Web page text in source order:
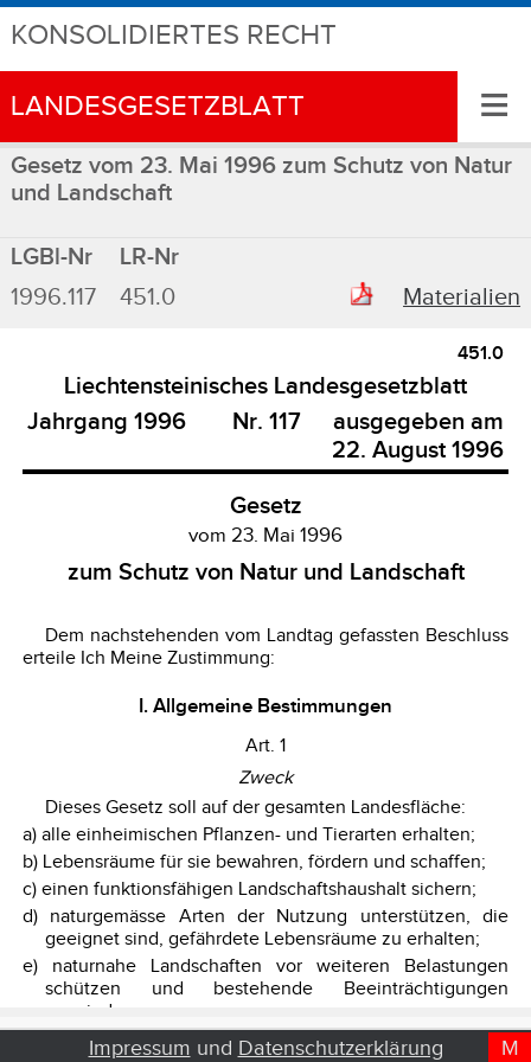
KONSOLIDIERTES RECHT
LANDESGESETZBLATT ≡
Gesetz vom 23. Mai 1996 zum Schutz von Natur
und Landschaft
LGBl-Nr
LR-Nr
1996.117
451.0 Materialien
D
T
M
Impressum und Datenschutzerklärung